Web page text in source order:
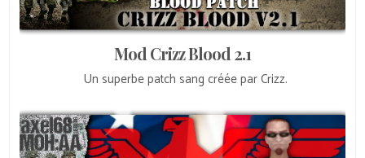
Mod Crizz Blood 2.1
Un superbe patch sang créée par Crizz.